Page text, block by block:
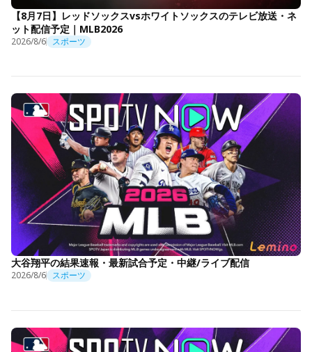
【8月7日】レッドソックスvsホワイトソックスのテレビ放送・ネ
ット配信予定｜MLB2026
2026/8/6 スポーツ
大谷翔平の結果速報・最新試合予定・中継/ライブ配信
2026/8/6 スポーツ